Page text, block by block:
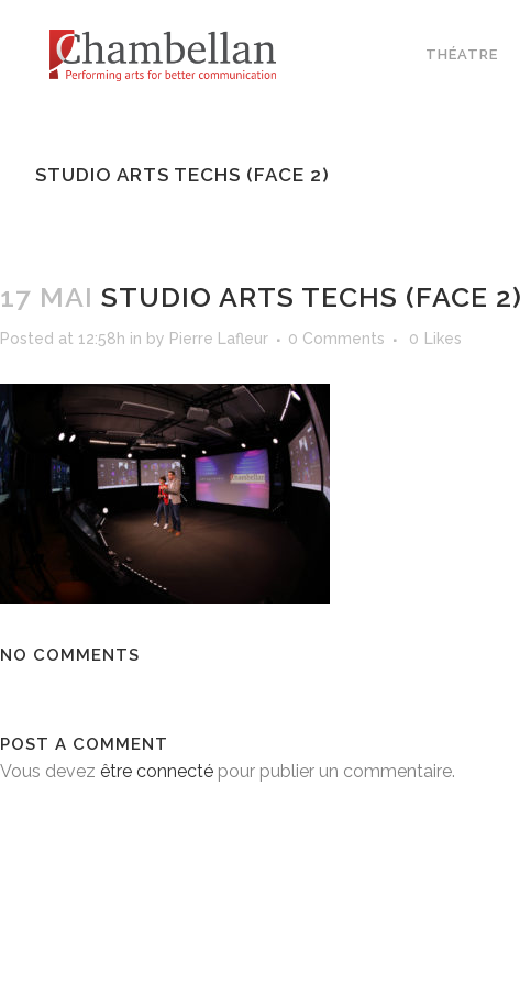
THÉATRE
STUDIO ARTS TECHS (FACE 2)
17 MAI STUDIO ARTS TECHS (FACE 2)
Posted at 12:58h in by Pierre Lafleur 0 Comments 0 Likes
NO COMMENTS
POST A COMMENT
Vous devez être connecté pour publier un commentaire.